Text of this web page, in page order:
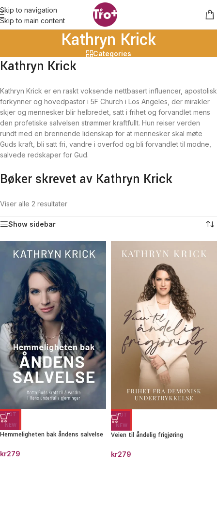
Skip to navigation
Skip to main content
Kathryn Krick
Categories
Kathryn Krick
Kathryn Krick er en raskt voksende nettbasert influencer, apostolisk
forkynner og hovedpastor i 5F Church i Los Angeles, der mirakler
skjer og mennesker blir helbredet, satt i frihet og forvandlet mens
den profetiske salvelsen strømmer kraftfullt. Hun reiser verden
rundt med en brennende lidenskap for at mennesker skal møte
Guds kraft, bli satt fri, vandre i overfod og bli forvandlet til modne,
salvede redskaper for Gud.
Bøker skrevet av Kathryn Krick
Viser alle 2 resultater
Show sidebar
HOT
NEW
Hemmeligheten bak åndens salvelse
kr279
HOT
NEW
Veien til åndelig frigjøring
kr279